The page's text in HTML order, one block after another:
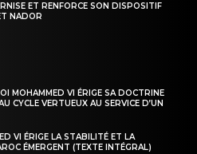
MAINTENANT
ET RENFORCE SON DISPOSITIF
NADOR
MOHAMMED VI ÉRIGE SA DOCTRINE
CYCLE VERTUEUX AU SERVICE D’UN
VI ÉRIGE LA STABILITÉ ET LA
ÉMERGENT (TEXTE INTÉGRAL)